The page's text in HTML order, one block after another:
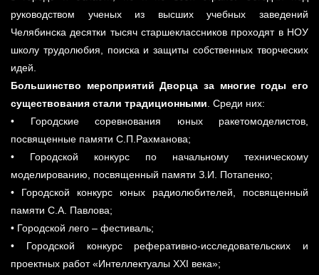
руководством ученых из высших учебных заведений
Челябинска десятки тысяч старшеклассников проходят в НОУ
школу трудолюбия, поиска и защиты собственных творческих
идей.
Большинство мероприятий Дворца за многие годы его
существования стали традиционными . Среди них:
• Городские соревнования юных ракетомоделистов,
посвященные памяти С.П.Рахманова;
• Городской конкурс по начальному техническому
моделированию, посвященный памяти З.И. Потапенко;
• Городской конкурс юных радиолюбителей, посвященный
памяти С.А. Павлова;
• Городской лего – фестиваль;
• Городской конкурс реферативно-исследовательских и
проектных работ «Интеллектуалы ХХI века»;